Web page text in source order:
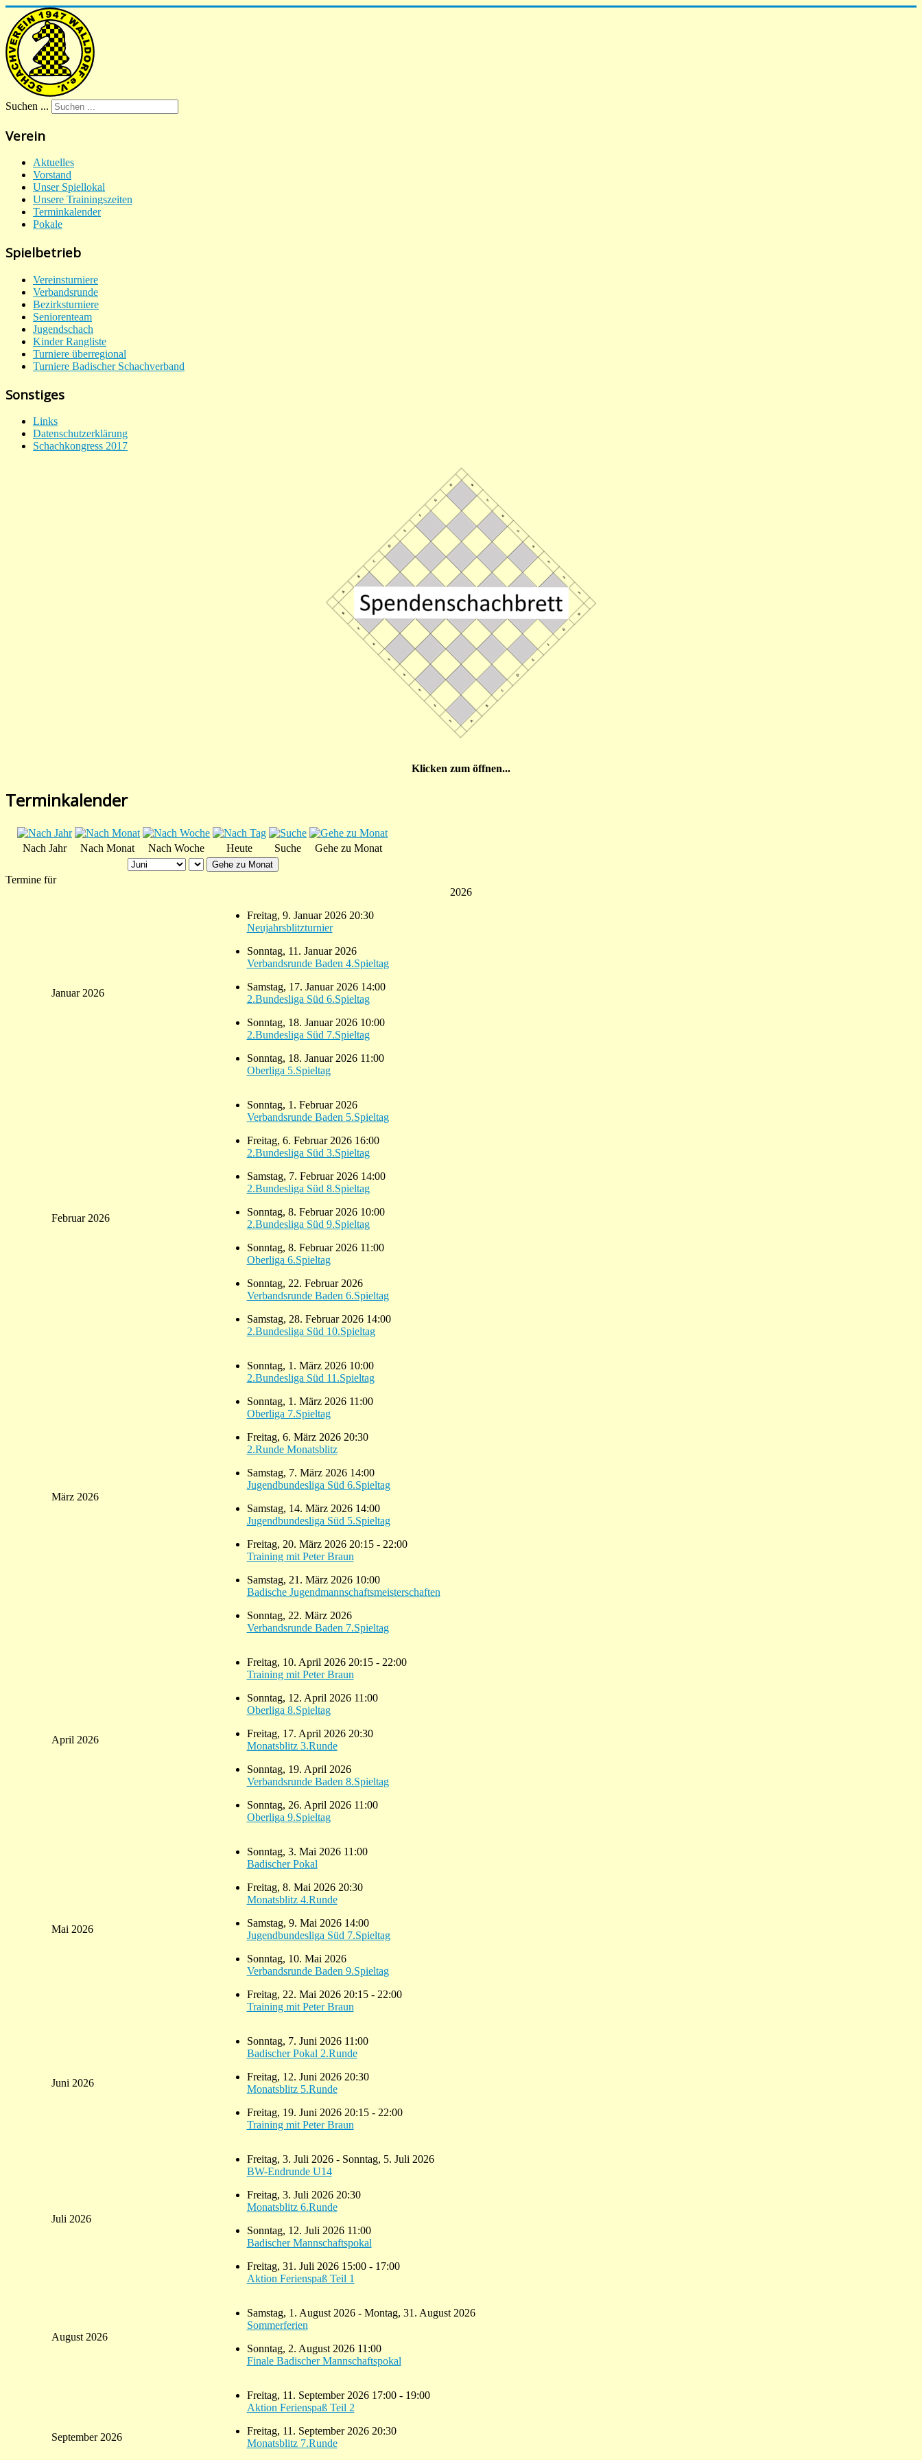
Suchen ...
Verein
Aktuelles
Vorstand
Unser Spiellokal
Unsere Trainingszeiten
Terminkalender
Pokale
Spielbetrieb
Vereinsturniere
Verbandsrunde
Bezirksturniere
Seniorenteam
Jugendschach
Kinder Rangliste
Turniere überregional
Turniere Badischer Schachverband
Sonstiges
Links
Datenschutzerklärung
Schachkongress 2017
Klicken zum öffnen...
Terminkalender
Nach Jahr Nach Monat Nach Woche Heute Suche Gehe zu Monat
Gehe zu Monat
Termine für
2026
Januar 2026
Freitag, 9. Januar 2026 20:30
Neujahrsblitzturnier
Sonntag, 11. Januar 2026
Verbandsrunde Baden 4.Spieltag
Samstag, 17. Januar 2026 14:00
2.Bundesliga Süd 6.Spieltag
Sonntag, 18. Januar 2026 10:00
2.Bundesliga Süd 7.Spieltag
Sonntag, 18. Januar 2026 11:00
Oberliga 5.Spieltag
Februar 2026
Sonntag, 1. Februar 2026
Verbandsrunde Baden 5.Spieltag
Freitag, 6. Februar 2026 16:00
2.Bundesliga Süd 3.Spieltag
Samstag, 7. Februar 2026 14:00
2.Bundesliga Süd 8.Spieltag
Sonntag, 8. Februar 2026 10:00
2.Bundesliga Süd 9.Spieltag
Sonntag, 8. Februar 2026 11:00
Oberliga 6.Spieltag
Sonntag, 22. Februar 2026
Verbandsrunde Baden 6.Spieltag
Samstag, 28. Februar 2026 14:00
2.Bundesliga Süd 10.Spieltag
März 2026
Sonntag, 1. März 2026 10:00
2.Bundesliga Süd 11.Spieltag
Sonntag, 1. März 2026 11:00
Oberliga 7.Spieltag
Freitag, 6. März 2026 20:30
2.Runde Monatsblitz
Samstag, 7. März 2026 14:00
Jugendbundesliga Süd 6.Spieltag
Samstag, 14. März 2026 14:00
Jugendbundesliga Süd 5.Spieltag
Freitag, 20. März 2026 20:15 - 22:00
Training mit Peter Braun
Samstag, 21. März 2026 10:00
Badische Jugendmannschaftsmeisterschaften
Sonntag, 22. März 2026
Verbandsrunde Baden 7.Spieltag
April 2026
Freitag, 10. April 2026 20:15 - 22:00
Training mit Peter Braun
Sonntag, 12. April 2026 11:00
Oberliga 8.Spieltag
Freitag, 17. April 2026 20:30
Monatsblitz 3.Runde
Sonntag, 19. April 2026
Verbandsrunde Baden 8.Spieltag
Sonntag, 26. April 2026 11:00
Oberliga 9.Spieltag
Mai 2026
Sonntag, 3. Mai 2026 11:00
Badischer Pokal
Freitag, 8. Mai 2026 20:30
Monatsblitz 4.Runde
Samstag, 9. Mai 2026 14:00
Jugendbundesliga Süd 7.Spieltag
Sonntag, 10. Mai 2026
Verbandsrunde Baden 9.Spieltag
Freitag, 22. Mai 2026 20:15 - 22:00
Training mit Peter Braun
Juni 2026
Sonntag, 7. Juni 2026 11:00
Badischer Pokal 2.Runde
Freitag, 12. Juni 2026 20:30
Monatsblitz 5.Runde
Freitag, 19. Juni 2026 20:15 - 22:00
Training mit Peter Braun
Juli 2026
Freitag, 3. Juli 2026 - Sonntag, 5. Juli 2026
BW-Endrunde U14
Freitag, 3. Juli 2026 20:30
Monatsblitz 6.Runde
Sonntag, 12. Juli 2026 11:00
Badischer Mannschaftspokal
Freitag, 31. Juli 2026 15:00 - 17:00
Aktion Ferienspaß Teil 1
August 2026
Samstag, 1. August 2026 - Montag, 31. August 2026
Sommerferien
Sonntag, 2. August 2026 11:00
Finale Badischer Mannschaftspokal
September 2026
Freitag, 11. September 2026 17:00 - 19:00
Aktion Ferienspaß Teil 2
Freitag, 11. September 2026 20:30
Monatsblitz 7.Runde